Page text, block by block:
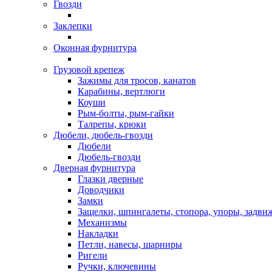
Гвозди
Заклепки
Оконная фурнитура
Грузовой крепеж
Зажимы для тросов, канатов
Карабины, вертлюги
Коуши
Рым-болты, рым-гайки
Талрепы, крюки
Дюбели, дюбель-гвозди
Дюбели
Дюбель-гвозди
Дверная фурнитура
Глазки дверные
Доводчики
Замки
Защелки, шпингалеты, стопора, упоры,
Механизмы
Накладки
Петли, навесы, шарниры
Ригели
Ручки, ключевины